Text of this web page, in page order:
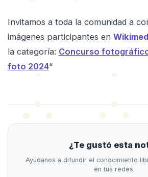
Invitamos a toda la comunidad a
imágenes participantes en
la categoría: Concurso
foto 2024“
¿Te gustó esta
Ayúdanos a difundir el conocimiento
en tus redes.